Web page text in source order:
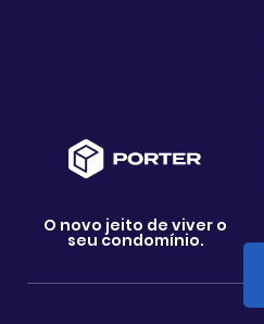
O novo jeito de viver o
seu condomínio.